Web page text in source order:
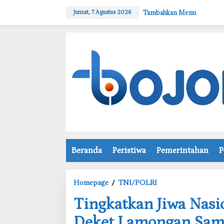
w
Jumat, 7 Agustus 2026 Tambahkan Menu
Beranda Peristiwa Pemerintahan
Homepage / TNI/POLRI
‎Tingkatkan Jiwa